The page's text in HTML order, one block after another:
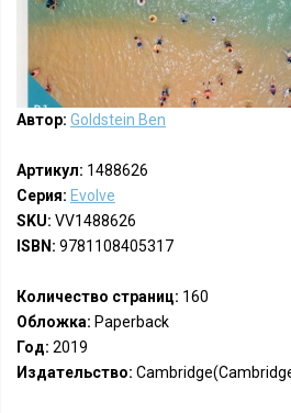
Автор: Goldstein Ben
Артикул: 1488626
Серия: Evolve
SKU: VV1488626
ISBN: 9781108405317
Количество страниц: 160
Обложка: Paperback
Год: 2019
Издательство: